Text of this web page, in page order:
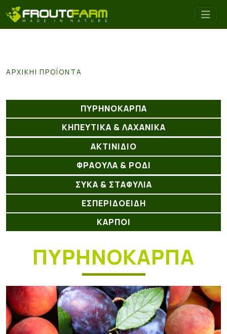
ΑΡΧΙΚΉ ΠΡΟΪΌΝΤΑ
ΠΥΡΗΝΟΚΑΡΠΑ
ΚΗΠΕΥΤΙΚΑ & ΛΑΧΑΝΙΚΑ
ΑΚΤΙΝΊΔΙΟ
ΦΡΑΟΥΛΑ & ΡΟΔΙ
ΣΥΚΑ & ΣΤΑΦΥΛΙΑ
ΕΣΠΕΡΙΔΟΕΙΔΗ
ΚΑΡΠΟΙ
ΠΥΡΗΝΟΚΑΡΠΑ